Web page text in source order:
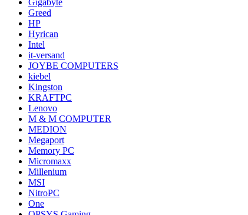
Gigabyte
Greed
HP
Hyrican
Intel
it-versand
JOYBE COMPUTERS
kiebel
Kingston
KRAFTPC
Lenovo
M & M COMPUTER
MEDION
Megaport
Memory PC
Micromaxx
Millenium
MSI
NitroPC
One